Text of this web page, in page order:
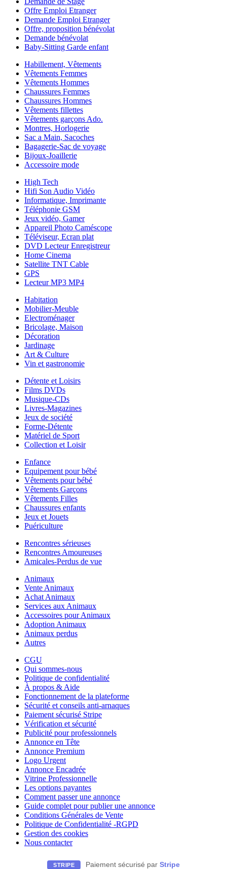
Offre Emploi Etranger
Demande Emploi Etranger
Offre, proposition bénévolat
Demande bénévolat
Baby-Sitting Garde enfant
Habillement, Vêtements
Vêtements Femmes
Vêtements Hommes
Chaussures Femmes
Chaussures Hommes
Vêtements fillettes
Vêtements garçons Ado.
Montres, Horlogerie
Sac a Main, Sacoches
Bagagerie-Sac de voyage
Bijoux-Joaillerie
Accessoire mode
High Tech
Hifi Son Audio Vidéo
Informatique, Imprimante
Téléphonie GSM
Jeux vidéo, Gamer
Appareil Photo Caméscope
Téléviseur, Ecran plat
DVD Lecteur Enregistreur
Home Cinema
Satellite TNT Cable
GPS
Lecteur MP3 MP4
Habitation
Mobilier-Meuble
Electroménager
Bricolage, Maison
Décoration
Jardinage
Art & Culture
Vin et gastronomie
Détente et Loisirs
Films DVDs
Musique-CDs
Livres-Magazines
Jeux de société
Forme-Détente
Matériel de Sport
Collection et Loisir
Enfance
Equipement pour bébé
Vêtements pour bébé
Vêtements Garçons
Vêtements Filles
Chaussures enfants
Jeux et Jouets
Puériculture
Rencontres sérieuses
Rencontres Amoureuses
Amicales-Perdus de vue
Animaux
Vente Animaux
Achat Animaux
Services aux Animaux
Accessoires pour Animaux
Adoption Animaux
Animaux perdus
Autres
CGU
Qui sommes-nous
Politique de confidentialité
À propos & Aide
Fonctionnement de la plateforme
Sécurité et conseils anti-arnaques
Paiement sécurisé Stripe
Vérification et sécurité
Publicité pour professionnels
Annonce en Tête
Annonce Premium
Logo Urgent
Annonce Encadrée
Vitrine Professionnelle
Les options payantes
Comment passer une annonce
Guide complet pour publier une annonce
Conditions Générales de Vente
Politique de Confidentialité -RGPD
Gestion des cookies
Nous contacter
STRIPE Paiement sécurisé par Stripe